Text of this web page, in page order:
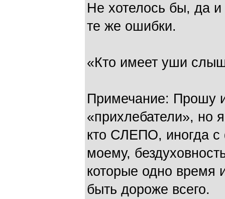
Не хотелось бы, да и
те же ошибки.
«Кто имеет уши
Примечание: Прошу
«прихлебатели», но
кто СЛЕПО, иногда
моему,
которые одно
быть дороже всего.